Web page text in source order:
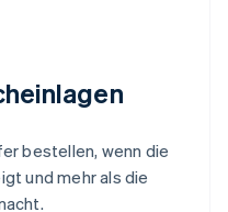
bestellen, wenn die
und mehr als die